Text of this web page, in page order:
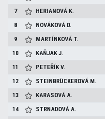
7
HERIANOVÁ K.
8
NOVÁKOVÁ D.
9
MARTÍNKOVÁ T.
10
KAŇJAKJ.
11
PETEŘÍKV.
12
STEINBRÜCKEROVÁ M.
13
KARASOVÁA.
14
STRNADOVÁA.